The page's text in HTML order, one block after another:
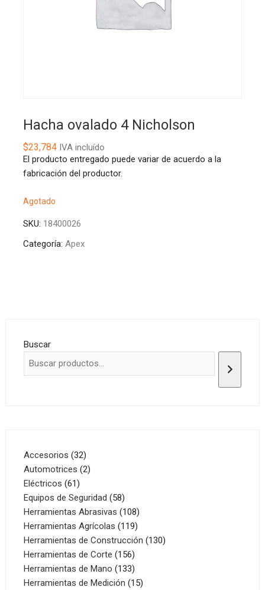
Hacha ovalado 4 Nicholson
$23,784IVA incluído
El producto entregado puede variar de acuerdo a la
fabricación del productor.
Agotado
SKU: 18400026
Categoría: Apex
Buscar
Accesorios 3232
productos
Automotrices 22
Eléctricos 6161
productos
Equipos de Seguridad 5858
productos
Herramientas Abrasivas 108108
productos
Herramientas Agrícolas 119119
productos
Herramientas de Construcción 130130
Herramientas de Corte 156156
productos
Herramientas de Mano 133133
productos
Herramientas de Medición 1515